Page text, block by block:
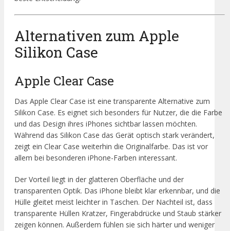
Alternativen zum Apple
Silikon Case
Apple Clear Case
Das Apple Clear Case ist eine transparente Alternative zum
Silikon Case. Es eignet sich besonders für Nutzer, die die Farbe
und das Design ihres iPhones sichtbar lassen möchten.
Während das Silikon Case das Gerät optisch stark verändert,
zeigt ein Clear Case weiterhin die Originalfarbe. Das ist vor
allem bei besonderen iPhone-Farben interessant.
Der Vorteil liegt in der glatteren Oberfläche und der
transparenten Optik. Das iPhone bleibt klar erkennbar, und die
Hülle gleitet meist leichter in Taschen. Der Nachteil ist, dass
transparente Hüllen Kratzer, Fingerabdrücke und Staub stärker
zeigen können. Außerdem fühlen sie sich härter und weniger